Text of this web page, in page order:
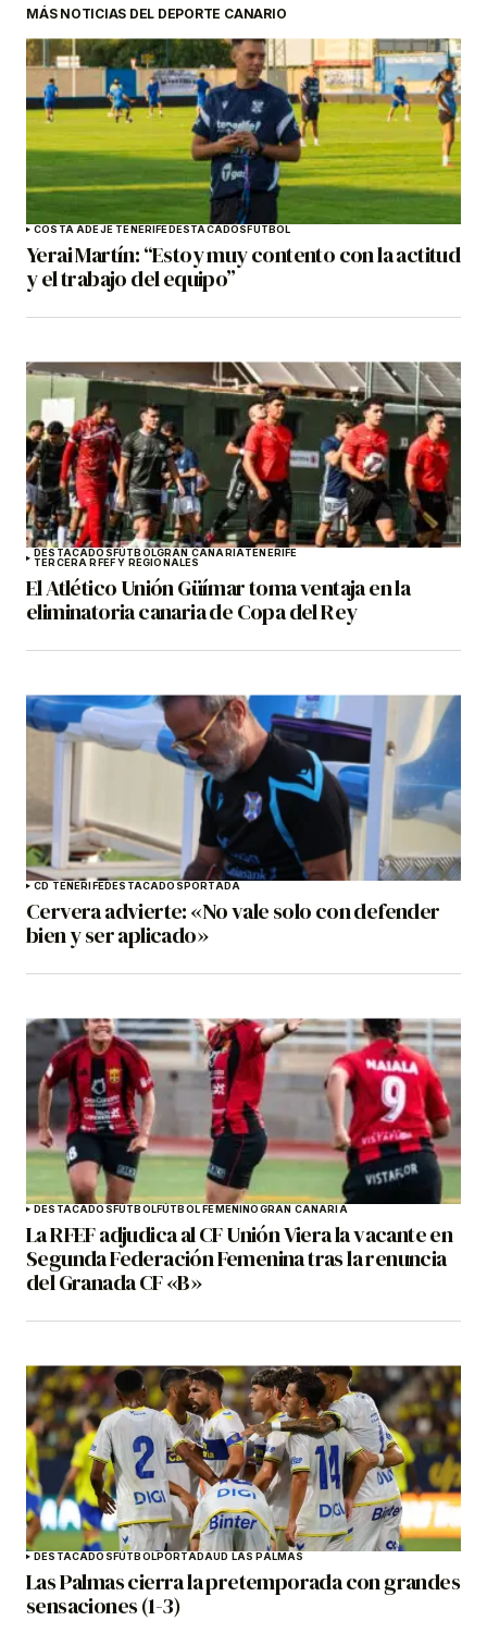
MÁS NOTICIAS DEL DEPORTE CANARIO
COSTA ADEJE TENERIFE DESTACADOS FÚTBOL
Yerai Martín: “Estoy muy contento con la actitud
y el trabajo del equipo”
DESTACADOS FÚTBOLGRAN CANARIATENERIFE
TERCERA RFEF Y REGIONALES
El Atlético Unión Güímar toma ventaja en la
eliminatoria canaria de Copa del Rey
CD TENERIFEDESTACADOS PORTADA
Cervera advierte: «No vale solo con defender
bien y ser aplicado»
DESTACADOS FÚTBOLFÚTBOL FEMENINOGRAN CANARIA
La RFEF adjudica al CF Unión Viera la vacante en
Segunda Federación Femenina tras la renuncia
del Granada CF «B»
DESTACADOS FÚTBOLPORTADAUD LAS PALMAS
Las Palmas cierra la pretemporada con grandes
sensaciones (1-3)